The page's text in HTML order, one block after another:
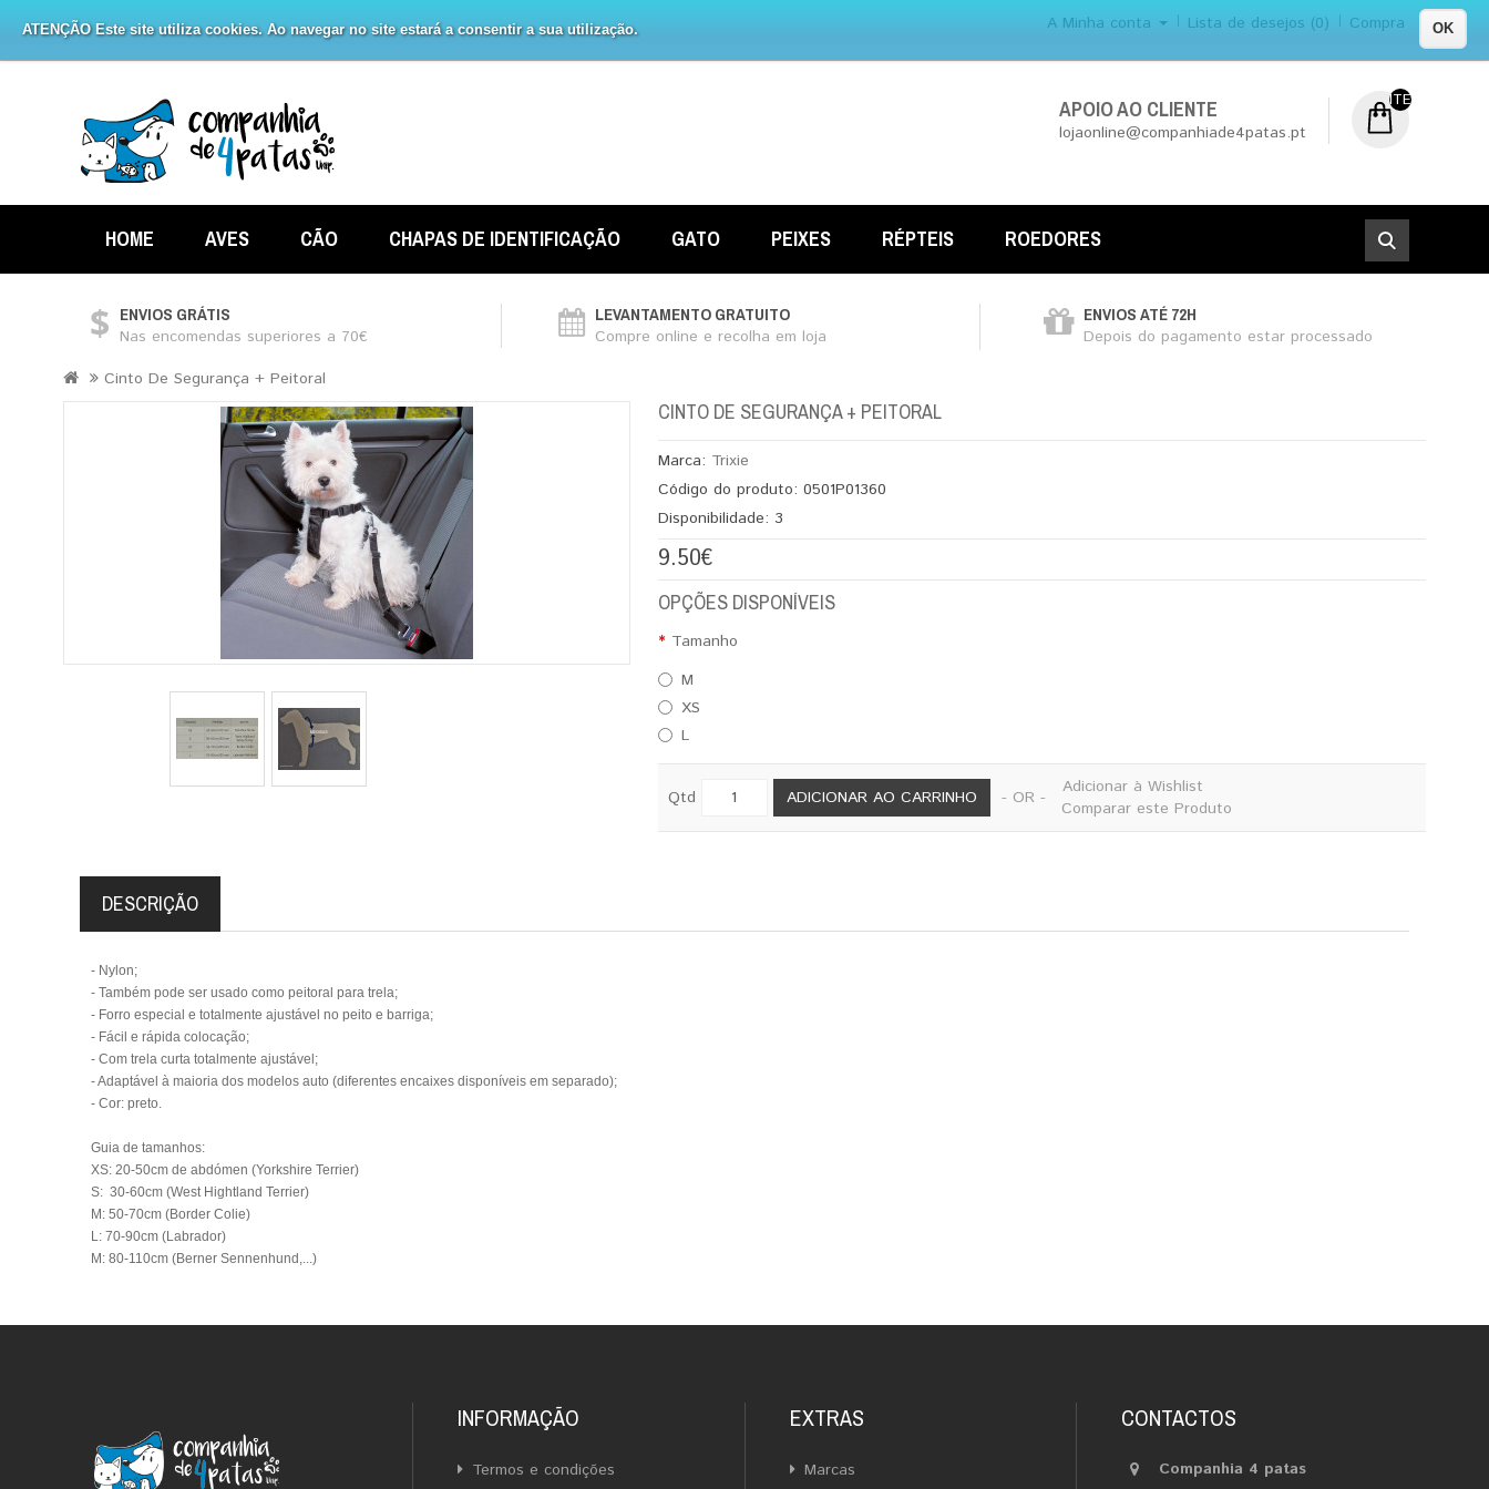
ATENÇÃO Este site utiliza cookies. Ao navegar no site estará a consentir a sua utilização. OK
A Minha conta Lista de desejos (0) Compra
APOIO AO CLIENTE
lojaonline@companhiade4patas.pt
ITEM (NS) DE
HOME AVES CÃO CHAPAS DE IDENTIFICAÇÃO GATO PEIXES RÉPTEIS ROEDORES
ENVIOS GRÁTIS
Nas encomendas superiores a 70€
LEVANTAMENTO GRATUITO
Compre online e recolha em loja
ENVIOS ATÉ 72H
Depois do pagamento estar processado
Cinto De Segurança + Peitoral
CINTO DE SEGURANÇA + PEITORAL
Marca: Trixie
Código do produto: 0501P01360
Disponibilidade: 3
9.50€
OPÇÕES DISPONÍVEIS
Tamanho
M
XS
L
Qtd ADICIONAR AO CARRINHO - OR -
Adicionar à Wishlist
Comparar este Produto
DESCRIÇÃO
- Nylon;
- Também pode ser usado como peitoral para trela;
- Forro especial e totalmente ajustável no peito e barriga;
- Fácil e rápida colocação;
- Com trela curta totalmente ajustável;
- Adaptável à maioria dos modelos auto (diferentes encaixes disponíveis em separado);
- Cor: preto.
Guia de tamanhos:
XS: 20-50cm de abdómen (Yorkshire Terrier)
S: 30-60cm (West Hightland Terrier)
M: 50-70cm (Border Colie)
L: 70-90cm (Labrador)
M: 80-110cm (Berner Sennenhund,...)
INFORMAÇÃO
Termos e condições
EXTRAS
Marcas
CONTACTOS
Companhia 4 patas